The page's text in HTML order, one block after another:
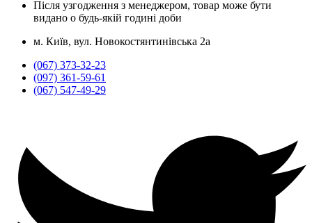
Після узгодження з менеджером, товар може бути
видано о будь-якій годині доби
м. Київ, вул. Новокостянтинівська 2а
(067) 373-32-23
(097) 361-59-61
(067) 547-49-29